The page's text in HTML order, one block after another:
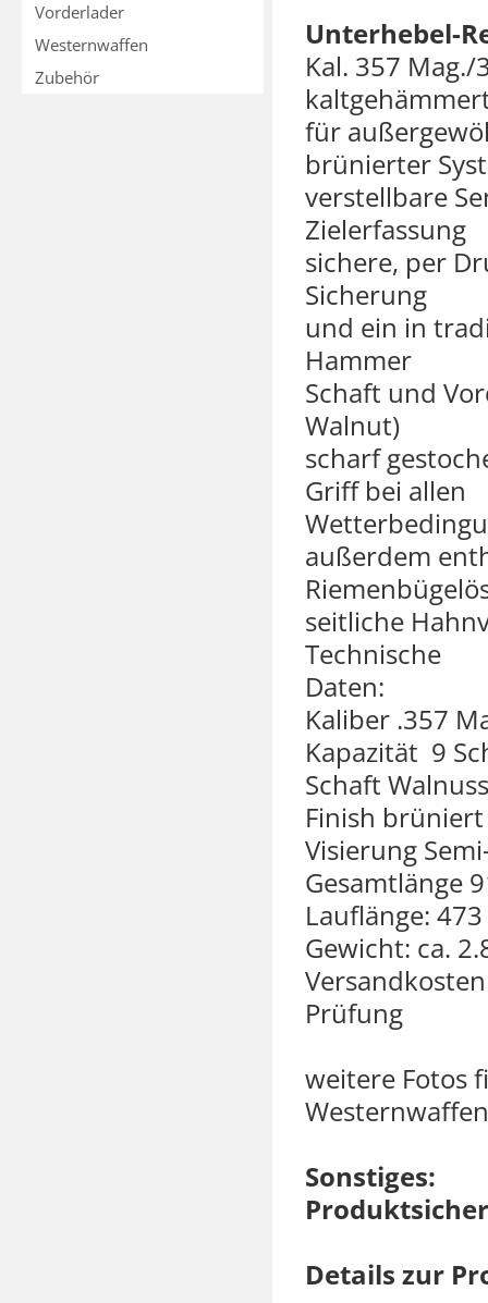
Vorderlader
Westernwaffen
Zubehör
Unterhebel-
Kal. 357 Mag./
für
brünierter
verstellbare
Zielerfassung
sichere, per
Sicherung
und ein in
Hammer
Schaft und
Walnut)
scharf
Griff bei allen
außerdem
seitliche
Technische
Daten:
Kaliber .357
Kapazität 9
Schaft
Finish
Visierung
Gesamtlänge
Lauflänge:
Gewicht: ca.
Prüfung
weitere Fotos
Sonstiges:
Details zur